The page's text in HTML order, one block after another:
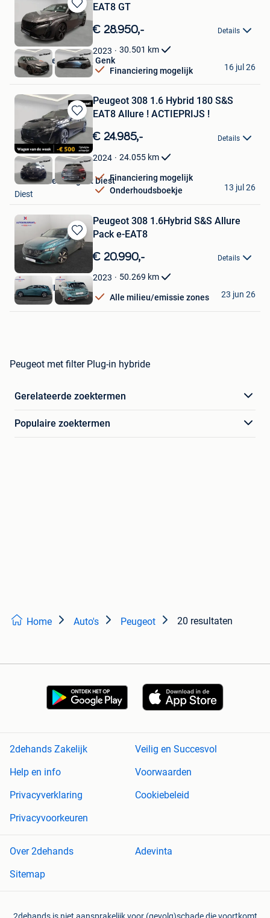
Bewaren
in
Mijn
Favorieten
EAT8 GT
€ 28.950,- Details
2023 30.501 km
Financiering mogelijk
Van Mossel Peugeot Genk
Genk
16 jul 26
Bewaren
in
Mijn
Favorieten
Peugeot 308 1.6 Hybrid 180 S&S
EAT8 Allure ! ACTIEPRIJS !
€ 24.985,- Details
2024 24.055 km
Financiering mogelijk
Onderhoudsboekje
Van Mossel Peugeot Diest
Diest
13 jul 26
Bewaren
in
Mijn
Favorieten
Peugeot 308 1.6Hybrid S&S Allure
Pack e-EAT8
€ 20.990,- Details
2023 50.269 km
Alle milieu/emissie zones
AUTOKRUISPUNT
Tielt
23 jun 26
Peugeot met filter Plug-in hybride
Gerelateerde zoektermen
Populaire zoektermen
Home Auto's Peugeot 20 resultaten
2dehands Zakelijk
Veilig en Succesvol
Help en info
Voorwaarden
Privacyverklaring
Cookiebeleid
Privacyvoorkeuren
Over 2dehands
Adevinta
Sitemap